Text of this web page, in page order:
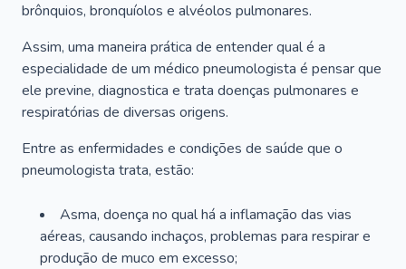
brônquios, bronquíolos e alvéolos pulmonares.
Assim, uma maneira prática de entender qual é a
especialidade de um médico pneumologista é pensar que
ele previne, diagnostica e trata doenças pulmonares e
respiratórias de diversas origens.
Entre as enfermidades e condições de saúde que o
pneumologista trata, estão:
Asma, doença no qual há a inflamação das vias
aéreas, causando inchaços, problemas para respirar e
produção de muco em excesso;